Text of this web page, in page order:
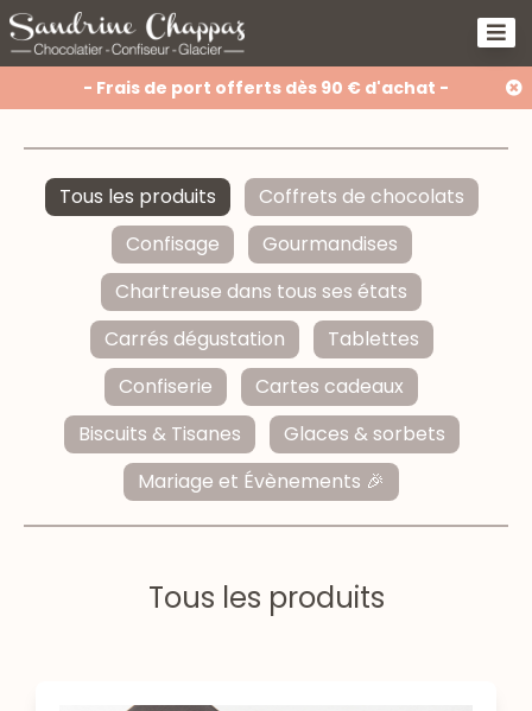
- Frais de port offerts dès 90 € d'achat -
Tous les produits
Coffrets de chocolats
Confisage
Gourmandises
Chartreuse dans tous ses états
Carrés dégustation
Tablettes
Confiserie
Cartes cadeaux
Biscuits & Tisanes
Glaces & sorbets
Mariage et Évènements 🎉
Tous les produits